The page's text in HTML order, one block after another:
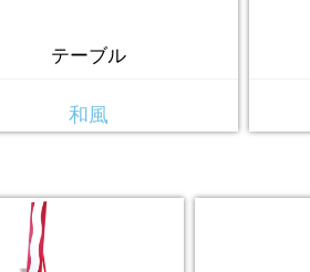
テーブル
和風